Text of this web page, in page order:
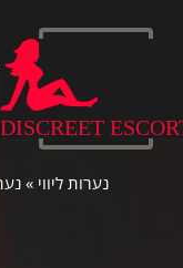
DISCREET
נערות ליווי »